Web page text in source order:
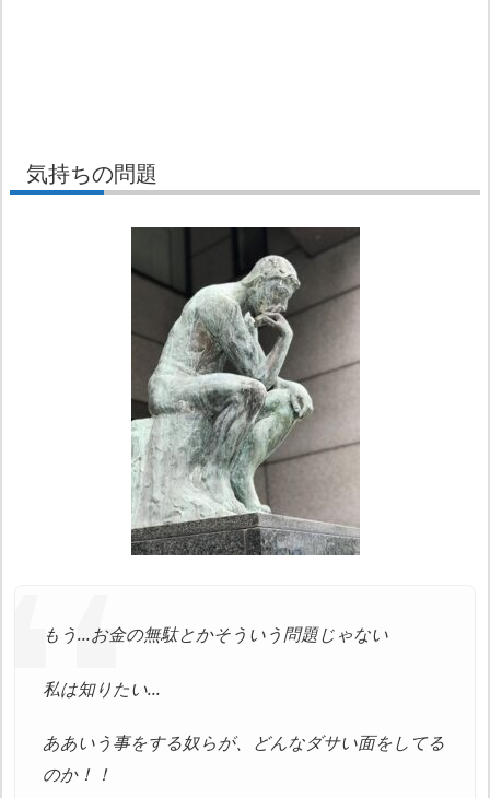
気持ちの問題
もう…お金の無駄とかそういう問題じゃない
私は知りたい…
ああいう事をする奴らが、 どんなダサい面をしてる
のか！！